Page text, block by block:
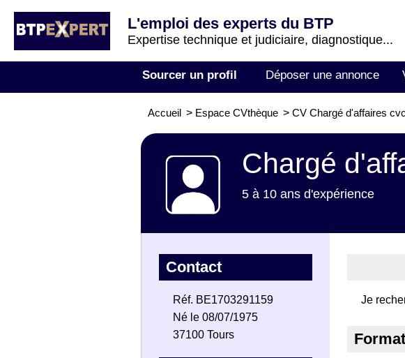
L'emploi des experts du BTP
Expertise technique et judiciaire, diagnostique...
Sourcer un profil Déposer une annonce
Accueil > Espace CVthèque > CV Chargé d'affaires
Chargé
5 à 10 ans d'expérience
Contact
Réf. BE1703291159
Né le 08/07/1975
37100 Tours
Je